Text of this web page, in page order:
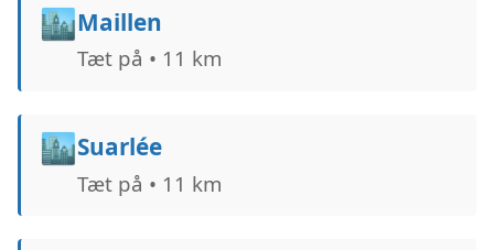
🏙️Maillen
Tæt på • 11 km
🏙️Suarlée
Tæt på • 11 km